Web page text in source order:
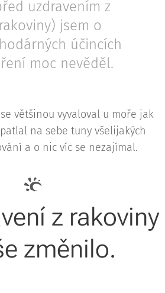
uzdravením z
rakoviny) jsem o
účincích
moc nevěděl.
většinou vyvaloval u moře jak
na sebe tuny všelijakých
a o nic víc se nezajímal.
z rakoviny
změnilo.